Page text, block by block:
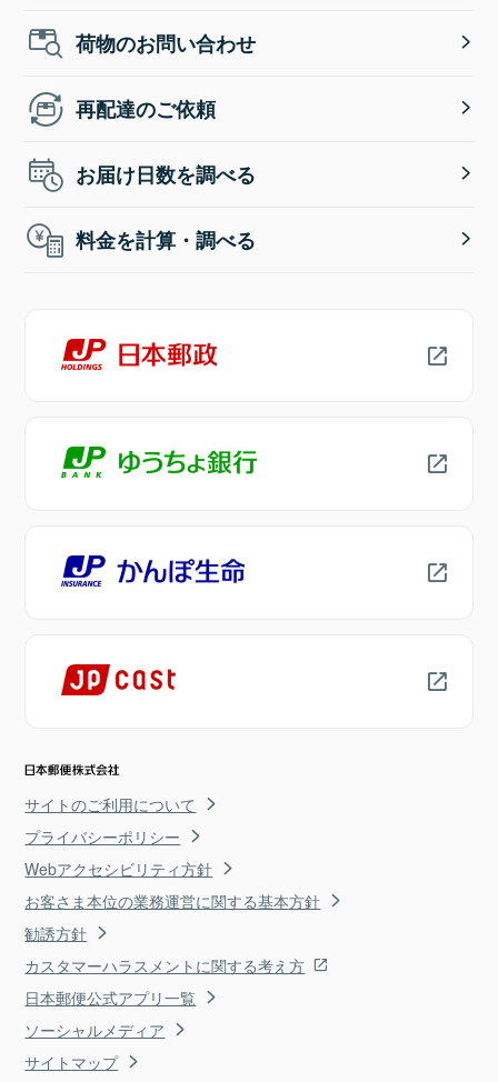
荷物のお問い合わせ
再配達のご依頼
お届け日数を調べる
料金を計算・調べる
サイトのご利用について
プライバシーポリシー
Webアクセシビリティ方針
お客さま本位の業務運営に関する基本方針
勧誘方針
カスタマーハラスメントに関する考え方
日本郵便公式アプリ一覧
ソーシャルメディア
サイトマップ